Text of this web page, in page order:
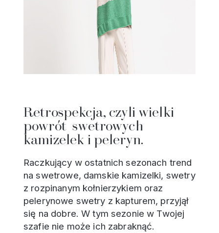
Retrospekcja, czyli wielki
powrót swetrowych
kamizelek i peleryn.
Raczkujący w ostatnich sezonach trend
na swetrowe, damskie kamizelki, swetry
z rozpinanym kołnierzykiem oraz
pelerynowe swetry z kapturem, przyjął
się na dobre. W tym sezonie w Twojej
szafie nie może ich zabraknąć.